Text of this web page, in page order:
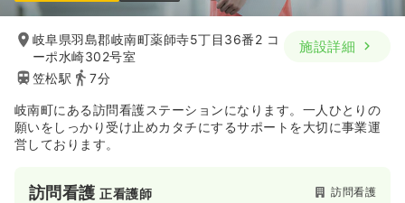
岐阜県羽島郡岐南町薬師寺5丁目36番2 コ
ーポ水崎302号室
笠松駅
7分
施設詳細
岐南町にある訪問看護ステーションになります。一人ひとりの
願いをしっかり受け止めカタチにするサポートを大切に事業運
営しております。
訪問看護正看護師 訪問看護